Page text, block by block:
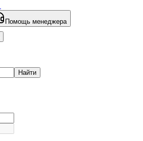
Помощь менеджера
Найти